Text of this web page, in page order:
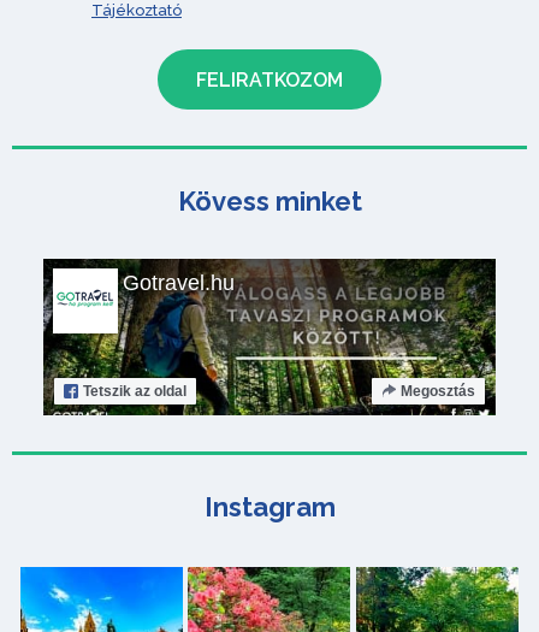
Tájékoztató
Kövess minket
Gotravel.hu
Tetszik az oldal Megosztás
Instagram